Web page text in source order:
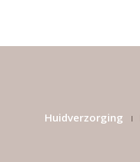
Huidverzorging